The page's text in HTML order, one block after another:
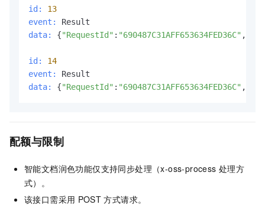
id:
13
event:
data:
{"RequestId" : "690487C31AFF653634FED36C" ,
id:
14
event:
data:
{"RequestId" : "690487C31AFF653634FED36C" ,
配额与限制
智能文档润色功能仅支持同步处理（x-oss-process 处理方
式）。
该接口需采用 POST 方式请求。